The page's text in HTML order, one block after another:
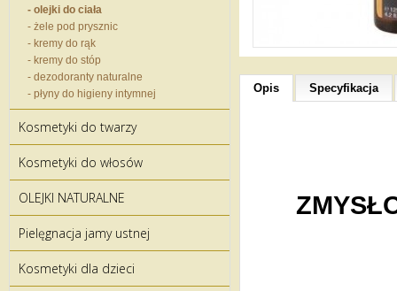
- olejki do ciała
- żele pod prysznic
- kremy do rąk
- kremy do stóp
- dezodoranty naturalne
- płyny do higieny intymnej
Kosmetyki do twarzy
Kosmetyki do włosów
OLEJKI NATURALNE
Pielęgnacja jamy ustnej
Kosmetyki dla dzieci
Opis Specyfikacja